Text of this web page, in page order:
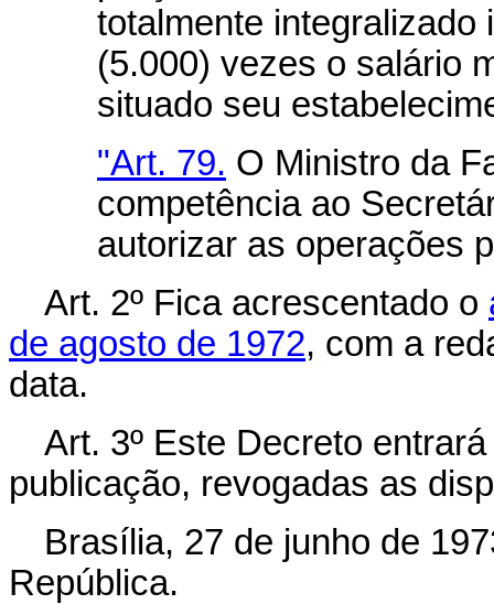
totalmente integralizado
(5.000) vezes o salário
situado seu
"Art. 79. O Ministro da
competência ao
autorizar as operações
Art. 2º Fica acrescentado o
de agosto de 1972, com a
data.
Art. 3º Este Decreto
publicação, revogadas as
Brasília, 27 de junho de
República.